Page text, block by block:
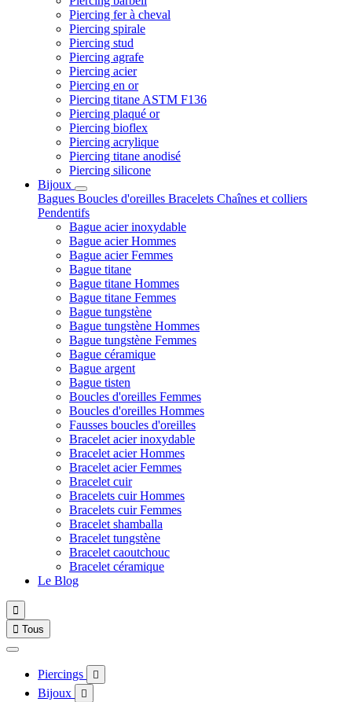
Piercing fer à cheval
Piercing spirale
Piercing stud
Piercing agrafe
Piercing acier
Piercing en or
Piercing titane ASTM F136
Piercing plaqué or
Piercing bioflex
Piercing acrylique
Piercing titane anodisé
Piercing silicone
Bijoux
Bagues Boucles d'oreilles Bracelets Chaînes et colliers
Pendentifs
Bague acier inoxydable
Bague acier Hommes
Bague acier Femmes
Bague titane
Bague titane Hommes
Bague titane Femmes
Bague tungstène
Bague tungstène Hommes
Bague tungstène Femmes
Bague céramique
Bague argent
Bague tisten
Boucles d'oreilles Femmes
Boucles d'oreilles Hommes
Fausses boucles d'oreilles
Bracelet acier inoxydable
Bracelet acier Hommes
Bracelet acier Femmes
Bracelet cuir
Bracelets cuir Hommes
Bracelets cuir Femmes
Bracelet shamballa
Bracelet tungstène
Bracelet caoutchouc
Bracelet céramique
Le Blog

 Tous
Piercings 
Bijoux 